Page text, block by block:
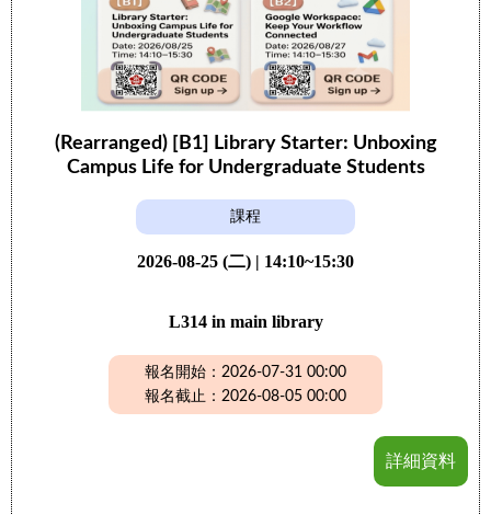
(Rearranged) [B1] Library Starter: Unboxing
Campus Life for Undergraduate Students
課程
2026-08-25 (二) | 14:10~15:30
L314 in main library
報名開始：2026-07-31 00:00
報名截止：2026-08-05 00:00
詳細資料